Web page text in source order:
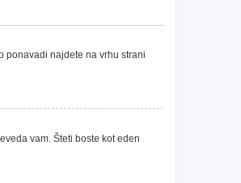
ponavadi najdete na vrhu strani
vam. Šteti boste kot eden